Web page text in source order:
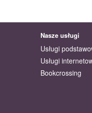
Nasze usługi
Usługi
Usługi
Bookcrossing